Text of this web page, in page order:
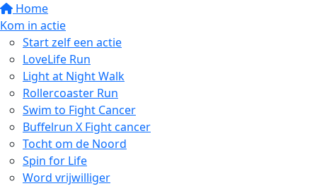
Home
Kom in actie
Start zelf een actie
LoveLife Run
Light at Night Walk
Rollercoaster Run
Swim to Fight Cancer
Buffelrun X Fight cancer
Tocht om de Noord
Spin for Life
Word vrijwilliger